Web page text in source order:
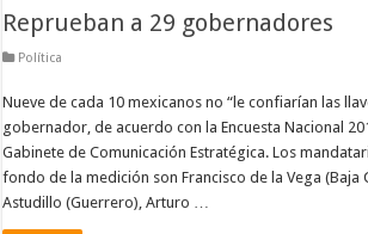
Reprueban a 29 gobernadores
Política
Nueve de cada 10 mexicanos no “le confiarían las
gobernador, de acuerdo con la Encuesta Nacional
Gabinete de Comunicación Estratégica. Los
fondo de la medición son Francisco de la Vega (Baja
Astudillo (Guerrero), Arturo …